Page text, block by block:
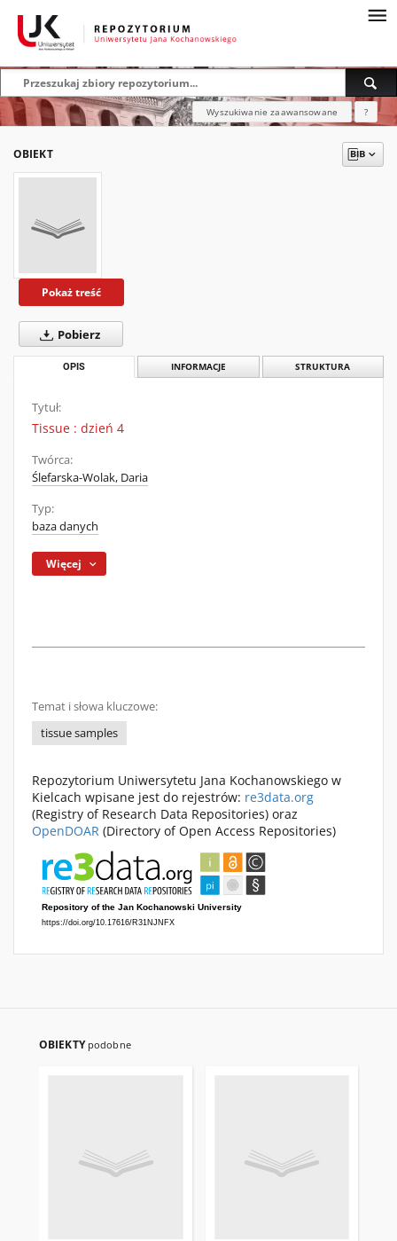
Wyszukiwanie zaawansowane ?
OBIEKT
Pokaż treść
Pobierz
OPIS INFORMACJE STRUKTURA
Tytuł:
Tissue : dzień 4
Twórca:
Ślefarska-Wolak, Daria
Typ:
baza danych
Więcej
Temat i słowa kluczowe:
tissue samples
Repozytorium Uniwersytetu Jana Kochanowskiego w
Kielcach wpisane jest do rejestrów: re3data.org
(Registry of Research Data Repositories) oraz
OpenDOAR (Directory of Open Access Repositories)
OBIEKTY podobne